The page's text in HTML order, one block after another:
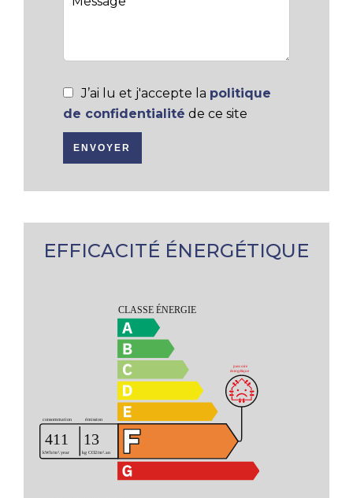
J’ai lu et j'accepte la politique
de confidentialité de ce site
ENVOYER
EFFICACITÉ ÉNERGÉTIQUE